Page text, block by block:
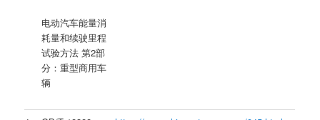
电动汽车能量消
耗量和续驶里程
试验方法 第2部
分：重型商用车
辆